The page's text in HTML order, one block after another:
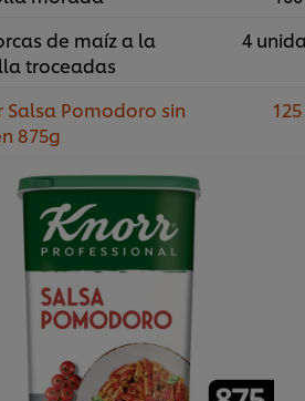
de maíz a la
troceadas
4
Salsa Pomodoro sin
875g